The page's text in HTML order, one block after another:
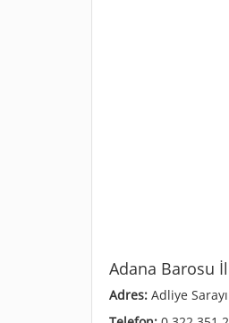
Adana Barosu
Adres: Adliye